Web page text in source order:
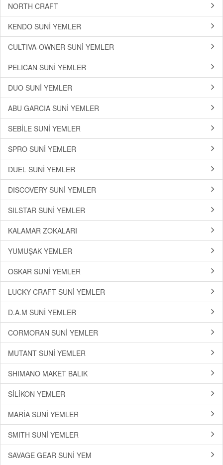
NORTH CRAFT
KENDO SUNİ YEMLER
CULTIVA-OWNER SUNİ YEMLER
PELICAN SUNİ YEMLER
DUO SUNİ YEMLER
ABU GARCIA SUNİ YEMLER
SEBİLE SUNİ YEMLER
SPRO SUNİ YEMLER
DUEL SUNİ YEMLER
DISCOVERY SUNİ YEMLER
SILSTAR SUNİ YEMLER
KALAMAR ZOKALARI
YUMUŞAK YEMLER
OSKAR SUNİ YEMLER
LUCKY CRAFT SUNİ YEMLER
D.A.M SUNİ YEMLER
CORMORAN SUNİ YEMLER
MUTANT SUNİ YEMLER
SHIMANO MAKET BALIK
SİLİKON YEMLER
MARİA SUNİ YEMLER
SMITH SUNİ YEMLER
SAVAGE GEAR SUNİ YEM